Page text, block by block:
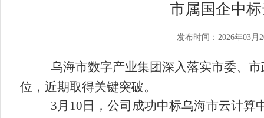
市属国企中
发布时间：2026年03月
乌海市数字产业集团深入落实市委、
位，近期取得关键突破。
3月10日，公司成功中标乌海市云计算